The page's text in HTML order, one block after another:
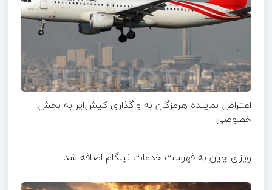
اعتراض نماینده هرمزگان به واگذاری کیش‌ایر به بخش
خصوصی
ویزای چین به فهرست خدمات نیلگام اضافه شد